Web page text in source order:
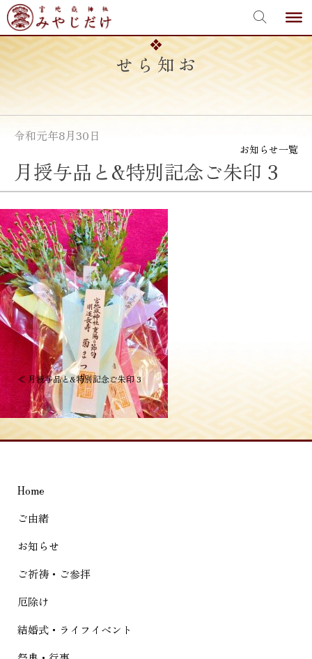
Skip
to
content
お知らせ
令和元年8月30日
お知らせ一覧
月授与品と&特別記念ご朱印 3
投
稿
ナ
ビ
ー
シ
ョ
ン
≪ 月授与品と&特別記念ご朱印 3
Home
ご由緒
お知らせ
ご祈祷・ご参拝
厄除け
結婚式・ライフイベント